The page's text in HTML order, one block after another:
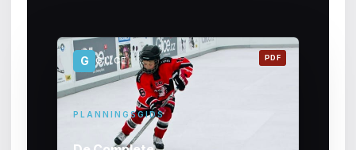
G GLICE
PLANNINGSGIDS
PDF